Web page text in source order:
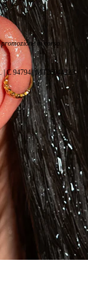
in corso.
C 94794 | MT26944223 |